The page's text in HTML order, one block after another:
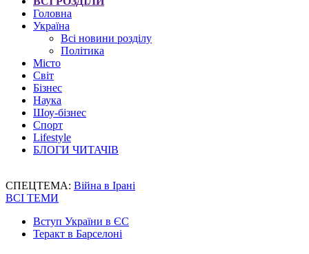
Головна
Україна
Всі новини розділу
Політика
Місто
Світ
Бізнес
Наука
Шоу-бізнес
Спорт
Lifestyle
БЛОГИ ЧИТАЧІВ
СПЕЦТЕМА: Війна в Ірані
ВСІ ТЕМИ
Вступ України в ЄС
Теракт в Барселоні